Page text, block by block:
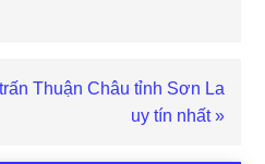
Thuận Châu tỉnh Sơn La
uy tín nhất »